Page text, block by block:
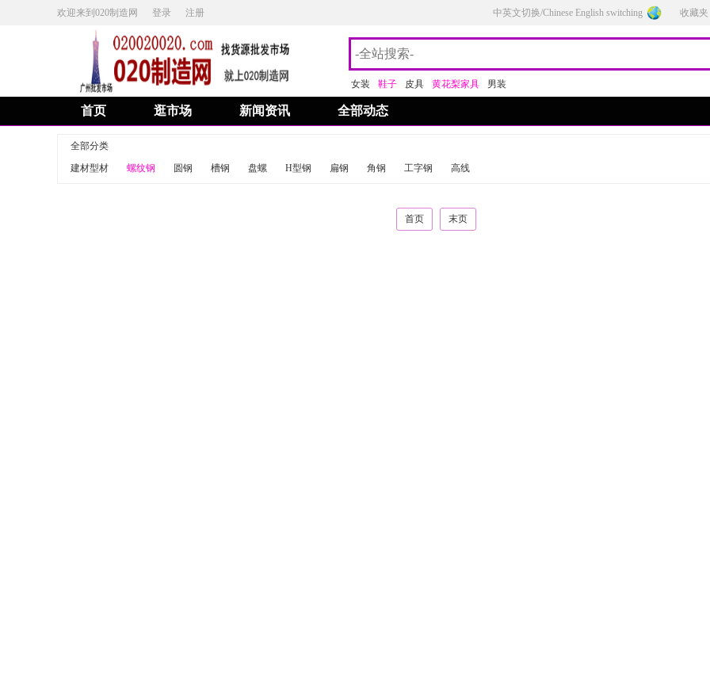
欢迎来到020制造网 登录 注册 中英文切换/Chinese English switching 收藏夹
女装 鞋子 皮具 黄花梨家具 男装
首页 逛市场 新闻资讯 全部动态
全部分类
建材型材
螺纹钢 圆钢 槽钢 盘螺 H型钢 扁钢 角钢 工字钢 高线
首页 末页